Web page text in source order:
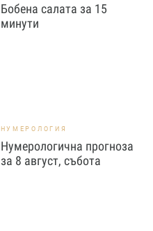
Бобена салата за 15
минути
НУМЕРОЛОГИЯ
Нумерологична прогноза
за 8 август, събота